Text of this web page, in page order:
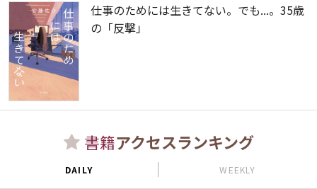
仕事のためには生きてない。でも...。35歳
の「反撃」
書籍アクセスランキング
DAILY WEEKLY